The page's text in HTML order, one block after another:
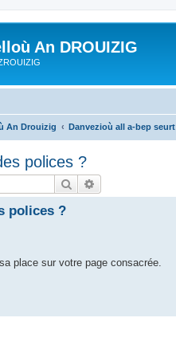
An DROUIZIG
An Drouizig Danvezioù all a-bep seurt
polices ?
Rechercher
polices ?
place sur votre page consacrée.